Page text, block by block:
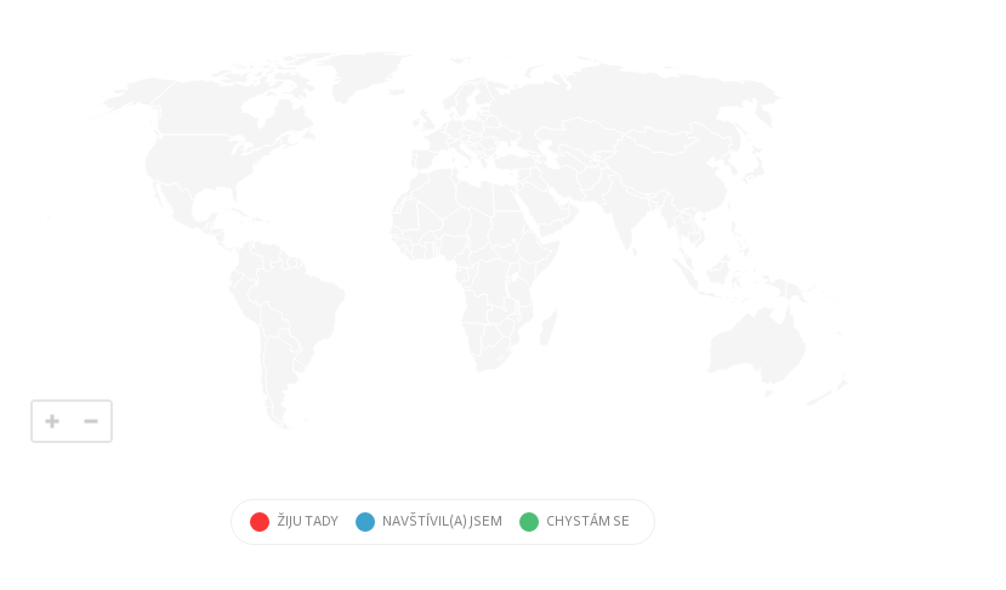
ŽIJU TADY NAVŠTÍVIL(A) JSEM CHYSTÁM SE